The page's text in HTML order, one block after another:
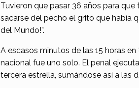
Tuvieron que pasar 36 años para
sacarse del pecho el grito que había
del Mundo!”.
A escasos minutos de las 15 horas
nacional fue uno solo. El penal
tercera estrella, sumándose así a las